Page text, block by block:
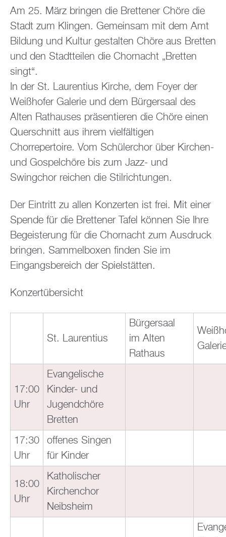
Am 25. März bringen die Brettener Chöre die
Stadt zum Klingen. Gemeinsam mit dem Amt
Bildung und Kultur gestalten Chöre aus Bretten
und den Stadtteilen die Chornacht „Bretten
singt“.
In der St. Laurentius Kirche, dem Foyer der
Weißhofer Galerie und dem Bürgersaal des
Alten Rathauses präsentieren die Chöre einen
Querschnitt aus ihrem vielfältigen
Chorrepertoire. Vom Schülerchor über Kirchen-
und Gospelchöre bis zum Jazz- und
Swingchor reichen die Stilrichtungen.
Der Eintritt zu allen Konzerten ist frei. Mit einer
Spende für die Brettener Tafel können Sie Ihre
Begeisterung für die Chornacht zum Ausdruck
bringen. Sammelboxen finden Sie im
Eingangsbereich der Spielstätten.
Konzertübersicht
St. Laurentius
Bürgersaal
im Alten
Rathaus
17:00
Uhr
Evangelische
Kinder- und
Jugendchöre
Bretten
17:30
Uhr
offenes Singen
für Kinder
18:00
Uhr
Katholischer
Kirchenchor
Neibsheim